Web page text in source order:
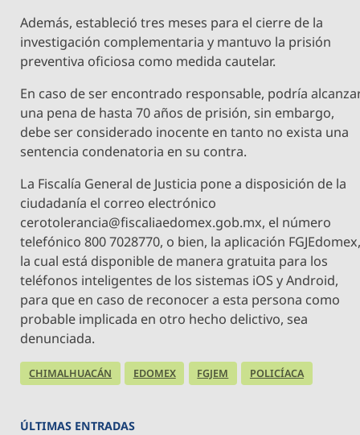
Además, estableció tres meses para el cierre de la
investigación complementaria y mantuvo la prisión
preventiva oficiosa como medida cautelar.
En caso de ser encontrado responsable, podría
una pena de hasta 70 años de prisión, sin embargo,
debe ser considerado inocente en tanto no exista una
sentencia condenatoria en su contra.
La Fiscalía General de Justicia pone a disposición de la
ciudadanía el correo electrónico
cerotolerancia@fiscaliaedomex.gob.mx, el número
telefónico 800 7028770, o bien, la aplicación
la cual está disponible de manera gratuita para los
teléfonos inteligentes de los sistemas iOS y Android,
para que en caso de reconocer a esta persona como
probable implicada en otro hecho delictivo, sea
denunciada.
CHIMALHUACÁN EDOMEX FGJEM POLICÍACA
ÚLTIMAS ENTRADAS